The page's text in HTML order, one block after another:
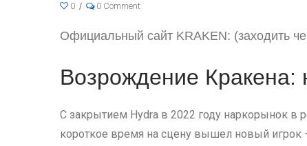
0 0 Comment
Официальный сайт KRAKEN: (заходить
Возрождение Кракена:
С закрытием Hydra в 2022 году наркорынок в
короткое время на сцену вышел новый игрок